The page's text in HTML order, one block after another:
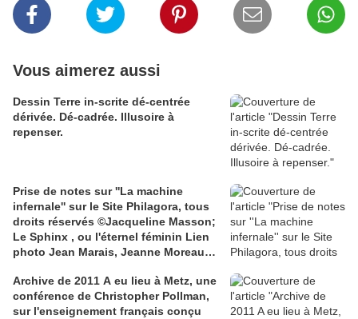
Vous aimerez aussi
Dessin Terre in-scrite dé-centrée
dérivée. Dé-cadrée. Illusoire à
repenser.
Prise de notes sur ''La machine
infernale'' sur le Site Philagora, tous
droits réservés ©Jacqueline Masson;
Le Sphinx , ou l'éternel féminin Lien
photo Jean Marais, Jeanne Moreau
Archive de 2011 A eu lieu à Metz, une
conférence de Christopher Pollman,
sur l'enseignement français conçu